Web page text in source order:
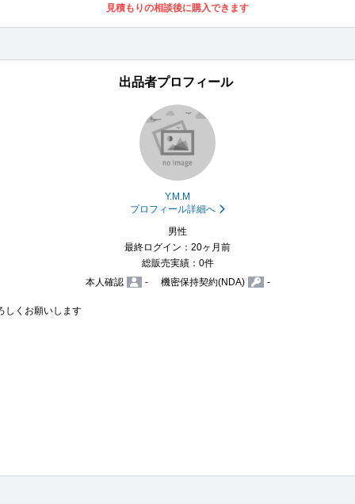
見積もりの相談後に購入できます
出品者プロフィール
Y.M.M
プロフィール詳細へ
男性
最終ログイン：20ヶ月前
総販売実績：0件
本人確認
- 機密保持契約(NDA) -
しくお願いします